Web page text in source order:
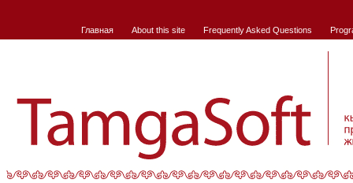
Главная About this site Frequently Asked Questions